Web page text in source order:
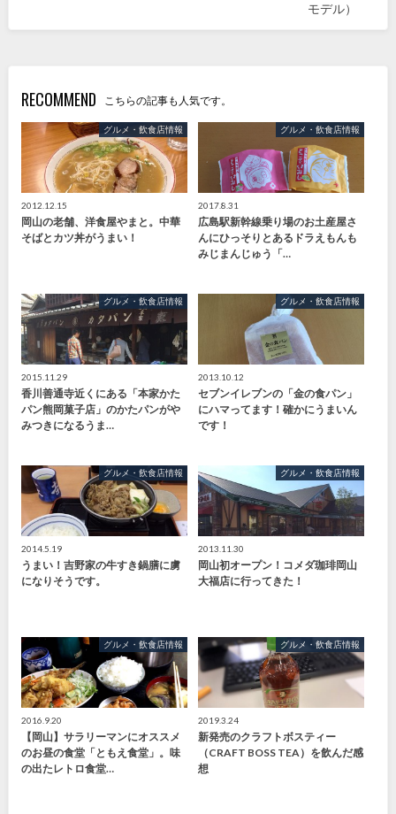
モデル）
RECOMMEND こちらの記事も人気です。
グルメ・飲食店情報
2012.12.15
岡山の老舗、洋食屋やまと。中華
そばとカツ丼がうまい！
グルメ・飲食店情報
2017.8.31
広島駅新幹線乗り場のお土産屋さ
んにひっそりとあるドラえもんも
みじまんじゅう「…
グルメ・飲食店情報
2015.11.29
香川善通寺近くにある「本家かた
パン熊岡菓子店」のかたパンがや
みつきになるうま…
グルメ・飲食店情報
2013.10.12
セブンイレブンの「金の食パン」
にハマってます！確かにうまいん
です！
グルメ・飲食店情報
2014.5.19
うまい！吉野家の牛すき鍋膳に虜
になりそうです。
グルメ・飲食店情報
2013.11.30
岡山初オープン！コメダ珈琲岡山
大福店に行ってきた！
グルメ・飲食店情報
2016.9.20
【岡山】サラリーマンにオススメ
のお昼の食堂「ともえ食堂」。味
の出たレトロ食堂…
グルメ・飲食店情報
2019.3.24
新発売のクラフトボスティー
（CRAFT BOSS TEA）を飲んだ感
想